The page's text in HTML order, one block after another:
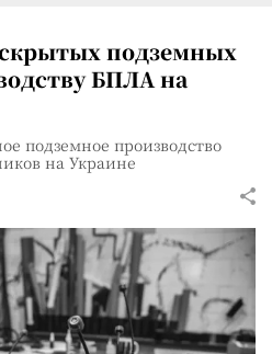
подземных
БПЛА на
подземное производство
на Украине